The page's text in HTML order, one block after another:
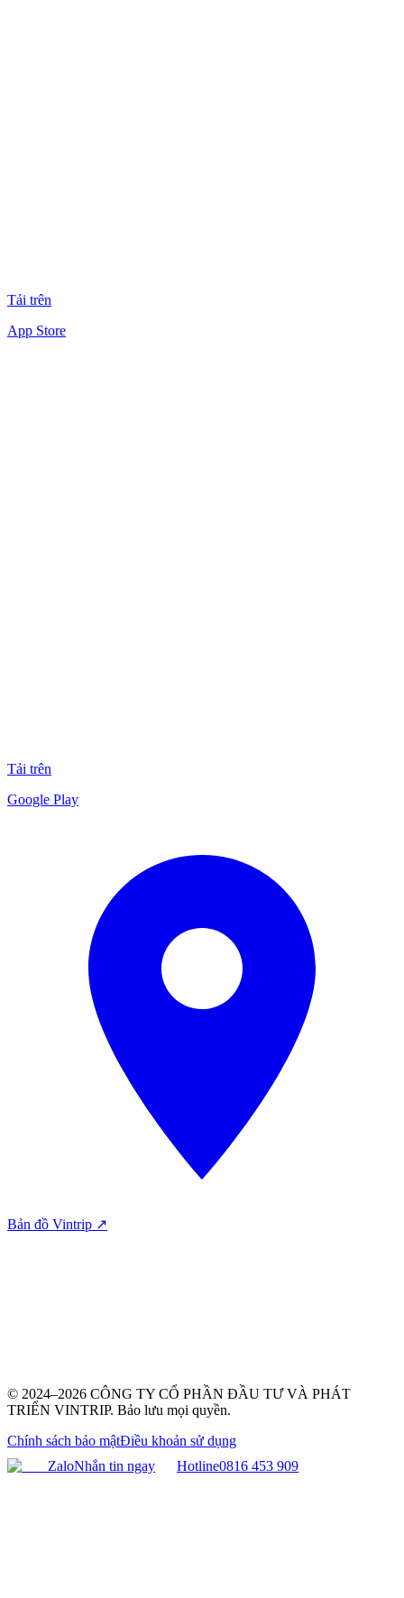
Tải trên
App Store
Tải trên
Google Play
Bản đồ Vintrip ↗
© 2024–2026 CÔNG TY CỔ PHẦN ĐẦU TƯ VÀ PHÁT
TRIỂN VINTRIP. Bảo lưu mọi quyền.
Chính sách bảo mậtĐiều khoản sử dụng
ZaloNhắn tin ngay Hotline0816 453 909